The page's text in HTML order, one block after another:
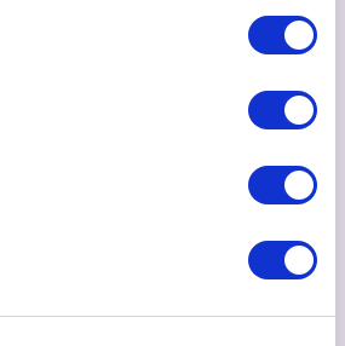
kompetanseheving,
i regionen. Gjøre regionen
næringsliv og befolkningen